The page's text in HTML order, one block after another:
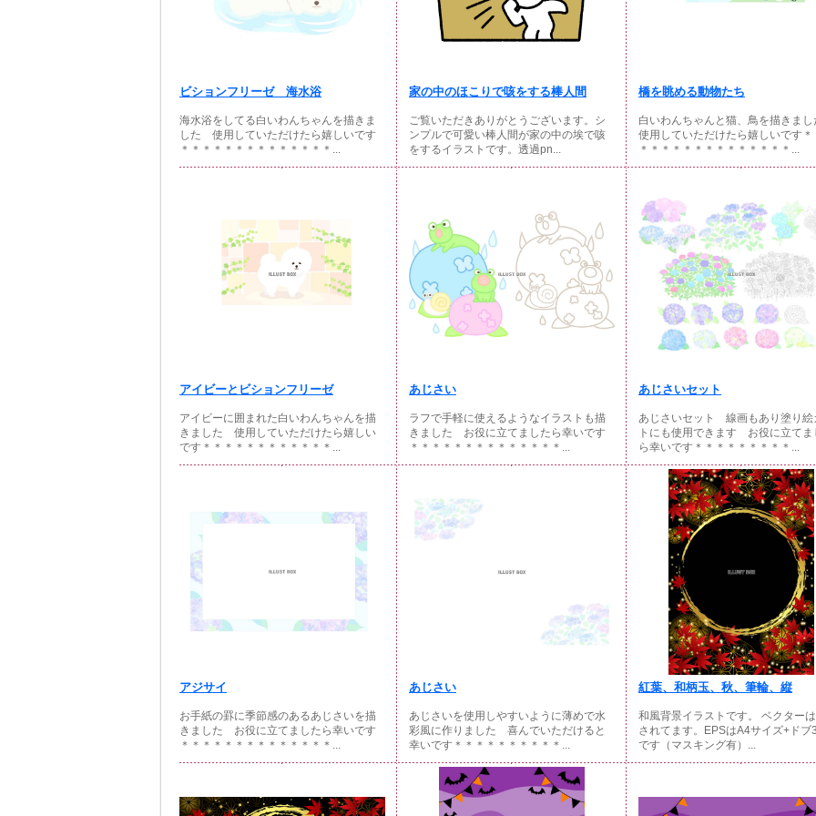
ビションフリーゼ 海水浴
海水浴をしてる白いわんちゃんを描きま
した 使用していただけたら嬉しいです
＊＊＊＊＊＊＊＊＊＊＊＊＊＊...
家の中のほこりで咳をする棒人間
ご覧いただきありがとうございます。シ
ンプルで可愛い棒人間が家の中の埃で咳
をするイラストです。透過pn...
橋を眺める動物たち
白いわんちゃんと猫、鳥を描きま
使用していただけたら嬉しいです＊
＊＊＊＊＊＊＊＊＊＊＊＊＊＊...
アイビーとビションフリーゼ
アイビーに囲まれた白いわんちゃんを描
きました 使用していただけたら嬉しい
です＊＊＊＊＊＊＊＊＊＊＊＊...
あじさい
ラフで手軽に使えるようなイラストも描
きました お役に立てましたら幸いです
＊＊＊＊＊＊＊＊＊＊＊＊＊＊...
あじさいセット
あじさいセット 線画もあり塗り絵
トにも使用できます お役に立てま
ら幸いです＊＊＊＊＊＊＊＊＊...
アジサイ
お手紙の罫に季節感のあるあじさいを描
きました お役に立てましたら幸いです
＊＊＊＊＊＊＊＊＊＊＊＊＊＊...
あじさい
あじさいを使用しやすいように薄めで水
彩風に作りました 喜んでいただけると
幸いです＊＊＊＊＊＊＊＊＊＊...
紅葉、和柄玉、秋、筆輪、縦
和風背景イラストです。 ベクター
されてます。EPSはA4サイズ+ドブ
です（マスキング有）...